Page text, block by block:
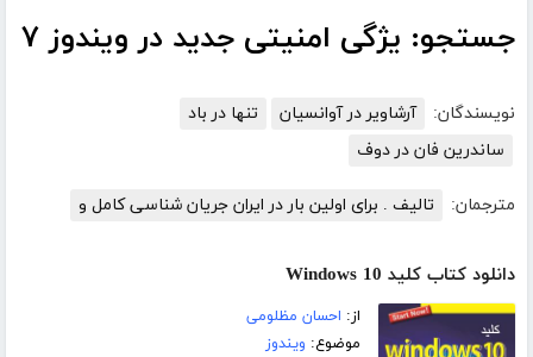
جستجو: یژگی امنیتی جدید در ویندوز ۷
نویسندگان: آرشاویر در آوانسیان
تنها در باد
ساندرین فان در دوف
مترجمان: تالیف . برای اولین بار در ایران جریان شناسی کامل و
دانلود کتاب کلید Windows 10
از: احسان مظلومی
موضوع: ویندوز